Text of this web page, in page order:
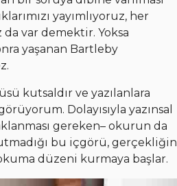
yayımlıyoruz, her
da var demektir. Yoksa
yaşanan Bartleby
kutsaldır ve yazılanlara
Dolayısıyla yazınsal
gereken– okurun da
bu içgörü, gerçekliğin
düzeni kurmaya başlar.